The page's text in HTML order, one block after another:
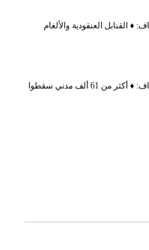
♦️القنابل العنقودية والألغام
♦️
أكثر من 61 ألف مدني سقطوا